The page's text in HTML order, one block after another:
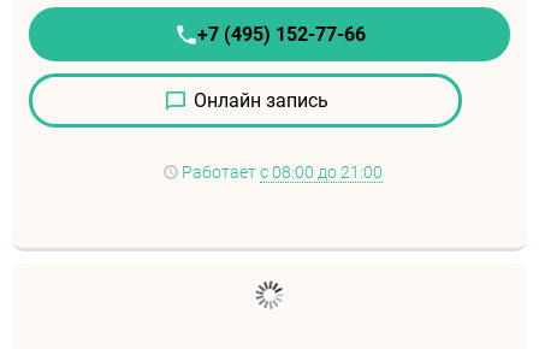
+7 (495) 152-77-66
Онлайн запись
Работаетс 08:00 до 21:00